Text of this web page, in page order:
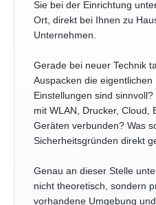
Sie bei der Einrichtung
Ort, direkt bei Ihnen zu
Unternehmen.
Gerade bei neuer Technik
Auspacken die
Einstellungen sind
mit WLAN, Drucker, Cloud,
Geräten verbunden? Was
Sicherheitsgründen direkt
Genau an dieser Stelle
nicht theoretisch, sondern
vorhandene Umgebung